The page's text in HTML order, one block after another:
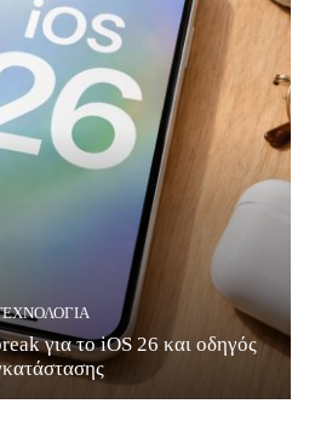
για το iOS 26 και οδηγός